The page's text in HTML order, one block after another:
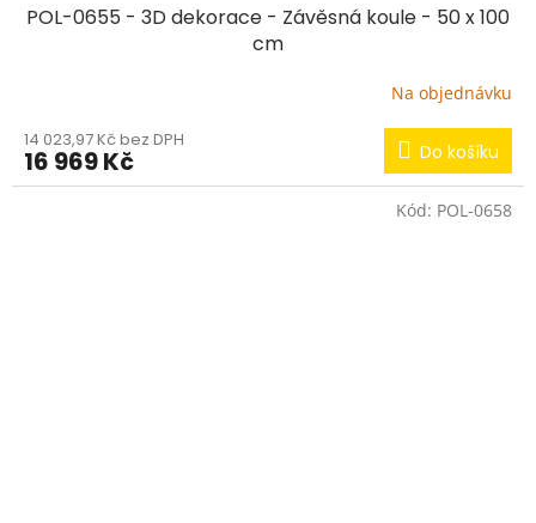
POL-0655 - 3D dekorace - Závěsná koule - 50 x 100
cm
Na objednávku
14 023,97 Kč bez DPH
16 969 Kč Do košíku
Kód: POL-0658